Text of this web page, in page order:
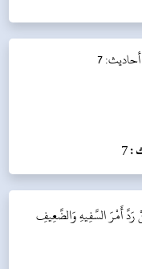
7
7
أَمْرَ السَّفِيهِ وَالضَّعِيفِ